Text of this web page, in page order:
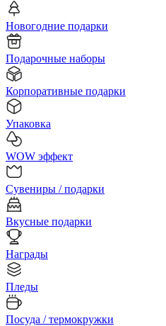
Новогодние подарки
Подарочные наборы
Корпоративные подарки
Упаковка
WOW эффект
Сувениры / подарки
Вкусные подарки
Награды
Пледы
Посуда / термокружки